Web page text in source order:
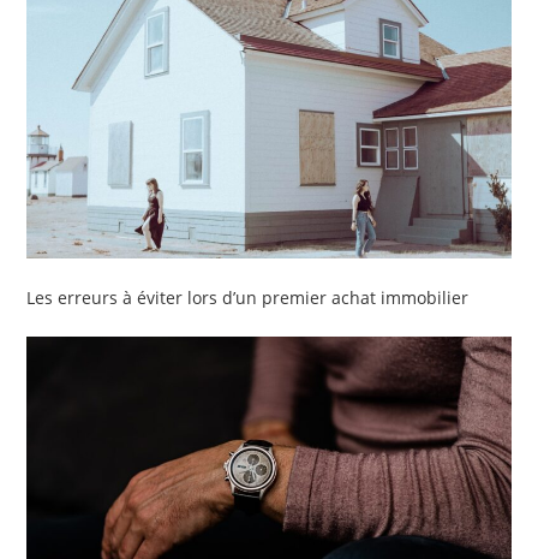
Les erreurs à éviter lors d’un premier achat immobilier